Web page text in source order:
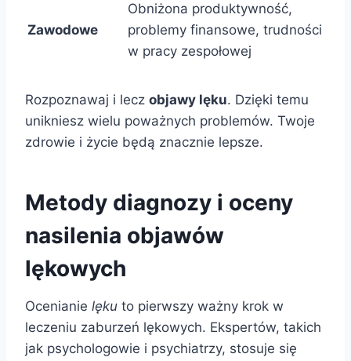
Zawodowe
Obniżona produktywność,
problemy finansowe, trudności
w pracy zespołowej
Rozpoznawaj i lecz objawy lęku. Dzięki temu
unikniesz wielu poważnych problemów. Twoje
zdrowie i życie będą znacznie lepsze.
Metody diagnozy i oceny
nasilenia objawów
lękowych
Ocenianie lęku to pierwszy ważny krok w
leczeniu zaburzeń lękowych. Ekspertów, takich
jak psychologowie i psychiatrzy, stosuje się